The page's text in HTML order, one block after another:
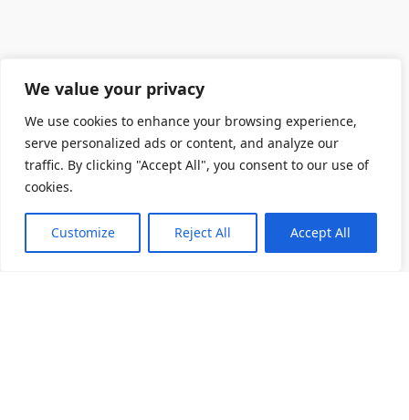
We value your privacy
We use cookies to enhance your browsing experience,
serve personalized ads or content, and analyze our
traffic. By clicking "Accept All", you consent to our use of
cookies.
Customize Reject All Accept All